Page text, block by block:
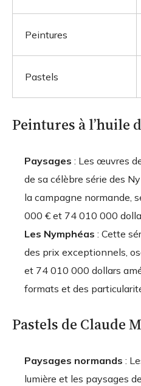
Peintures
Pastels
Peintures à l’huile
Paysages : Les œuvres
de sa célèbre série des
la campagne normande,
000 € et 74 010 000
Les Nymphéas : Cette
des prix exceptionnels,
et 74 010 000 dollars
formats et des
Pastels de Claude
Paysages normands :
lumière et les paysages